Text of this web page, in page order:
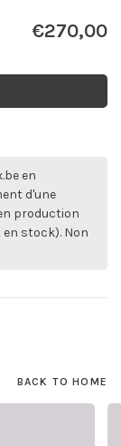
€270,00
en
d'une
production
stock). Non
BACK TO HOME